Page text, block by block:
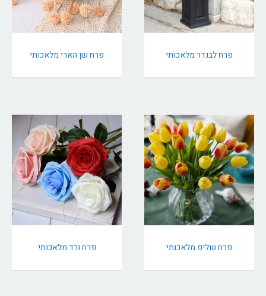
פרח לבנדר מלאכותי פרח שן הארי מלאכותי
פרח טוליפ מלאכותי פרח ורד מלאכותי